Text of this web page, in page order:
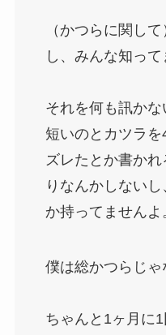
（かつらに関し
し、みんな知って
それを何も訊か
短いのとカツラを
ズレたとか書か
りなんかしない
か持ってませんよ
僕は総かつらじゃ
ちゃんと1ヶ月に